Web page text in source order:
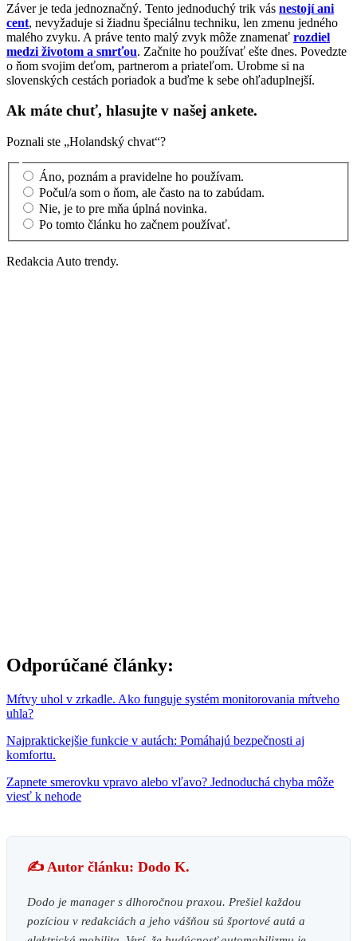
Záver je teda jednoznačný. Tento jednoduchý trik vás nestojí ani
cent, nevyžaduje si žiadnu špeciálnu techniku, len zmenu jedného
malého zvyku. A práve tento malý zvyk môže znamenať rozdiel
medzi životom a smrťou. Začnite ho používať ešte dnes. Povedzte
o ňom svojim deťom, partnerom a priateľom. Urobme si na
slovenských cestách poriadok a buďme k sebe ohľaduplnejší.
Ak máte chuť, hlasujte v našej ankete.
Poznali ste „Holandský chvat“?
Áno, poznám a pravidelne ho používam.
Počul/a som o ňom, ale často na to zabúdam.
Nie, je to pre mňa úplná novinka.
Po tomto článku ho začnem používať.
Redakcia Auto trendy.
Odporúčané články:
Mŕtvy uhol v zrkadle. Ako funguje systém monitorovania mŕtveho
uhla?
Najpraktickejšie funkcie v autách: Pomáhajú bezpečnosti aj
komfortu.
Zapnete smerovku vpravo alebo vľavo? Jednoduchá chyba môže
viesť k nehode
✍️ Autor článku: Dodo K.
Dodo je manager s dlhoročnou praxou. Prešiel každou
pozíciou v redakciách a jeho vášňou sú športové autá a